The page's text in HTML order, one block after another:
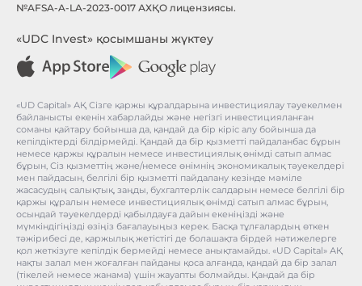
№AFSA-A-LA-2023-0017 АХҚО лицензиясы.
«UDC Invest» қосымшаны жүктеу
«UD Capital» АҚ Сізге қаржы құралдарына инвестициялау тәуекелмен
байланысты екенін хабарлайды және негізгі инвестицияланған
соманы қайтару бойынша да, қандай да бір кіріс алу бойынша да
кепілдіктерді білдірмейді. Қандай да бір қызметті пайдаланбас бұрын
немесе қаржы құралын немесе инвестициялық өнімді сатып алмас
бұрын, Сіз қызметтің және/немесе өнімнің экономикалық тәуекелдері
мен пайдасын, белгілі бір қызметті пайдалану кезінде мәміле
жасасудың салықтық, заңды, бухгалтерлік салдарын немесе белгілі бір
қаржы құралын немесе инвестициялық өнімді сатып алмас бұрын,
осындай тәуекелдерді қабылдауға дайын екеніңізді және
мүмкіндігіңізді өзіңіз бағалауыңыз керек. Басқа тұлғалардың өткен
тәжірибесі де, қаржылық жетістігі де болашақта бірдей нәтижелерге
қол жеткізуге кепілдік бермейді немесе анықтамайды. «UD Capital» АҚ
нақты залал мен жоғалған пайданы қоса алғанда, қандай да бір залал
(тікелей немесе жанама) үшін жауапты болмайды. Қандай да бір